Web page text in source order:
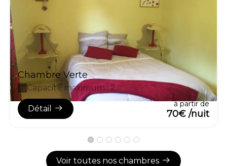
Chambre Verte
Capacité maximum : 2
Détail
à partir de
70€ /nuit
Voir toutes nos chambres